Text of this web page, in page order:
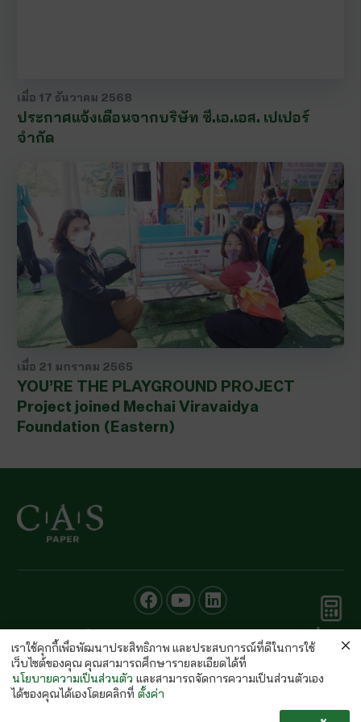
เมื่อ 17 ธันวาคม 2568
ประกาศแจ้งเตือนจากบริษัท ซี.เอ.เอส. เปเปอร์
จำกัด
เมื่อ 21 มกราคม 2565
YOU’RE THE PLAYGROUND PROJECT
Project joined Mechai Viravaidya
Foundation (Eastern)
© CAS PAPER All rights Reserved
นโยบายคุ้มครองข้อมูลส่วนบุคคลของ (C.A.S. Privacy Policy)
พนักงานบริษัท
คำนวณ
กระดาษ
เราใช้คุกกี้เพื่อพัฒนาประสิทธิภาพ และประสบการณ์ที่ดีในการใช้
เว็บไซต์ของคุณ คุณสามารถศึกษารายละเอียดได้ที่
นโยบายความเป็นส่วนตัว และสามารถจัดการความเป็นส่วนตัวเอง
ได้ของคุณได้เองโดยคลิกที่ ตั้งค่า